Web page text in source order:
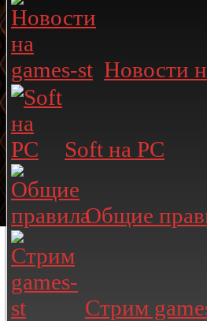
Новости
Soft на PC
Общие
Стрим